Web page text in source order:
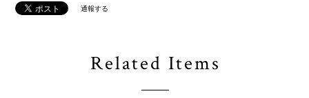
通報する
Related Items